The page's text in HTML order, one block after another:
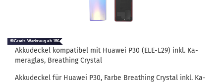
Ak­ku­de­ckel kom­pa­ti­bel mit Hua­wei P30 (ELE-​L29) inkl. Ka­
me­ra­glas, Breat­hing Crys­tal
Ak­ku­de­ckel für Hua­wei P30, Farbe Breat­hing Crys­tal inkl. Ka­